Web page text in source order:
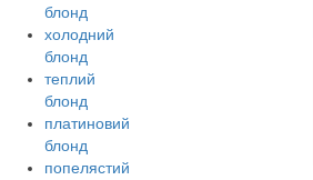
блонд
холодний
блонд
теплий
блонд
платиновий
блонд
попелястий